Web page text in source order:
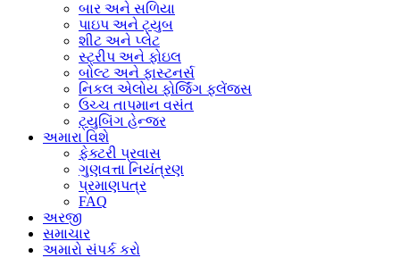
બાર અને સળિયા
પાઇપ અને ટ્યુબ
શીટ અને પ્લેટ
સ્ટ્રીપ અને ફોઇલ
બોલ્ટ અને ફાસ્ટનર્સ
નિકલ એલોય ફોર્જિંગ ફ્લેંજ્સ
ઉચ્ચ તાપમાન વસંત
ટ્યુબિંગ હેન્જર
અમારા વિશે
ફેક્ટરી પ્રવાસ
ગુણવત્તા નિયંત્રણ
પ્રમાણપત્ર
FAQ
અરજી
સમાચાર
અમારો સંપર્ક કરો